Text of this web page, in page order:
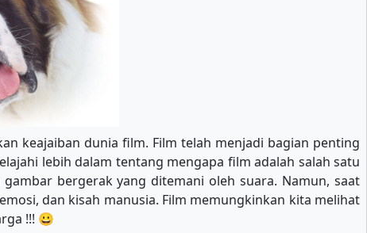
keajaiban dunia film. Film telah menjadi bagian penting
lebih dalam tentang mengapa film adalah salah satu
bergerak yang ditemani oleh suara. Namun, saat
dan kisah manusia. Film memungkinkan kita melihat
!!! 😀